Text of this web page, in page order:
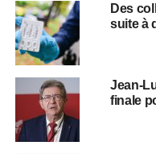
Des
suite à
Jean-
finale